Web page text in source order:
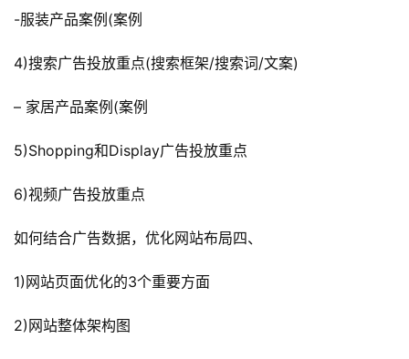
-服装产品案例(案例
4)搜索广告投放重点(搜索框架/搜索词/文案)
– 家居产品案例(案例
5)Shopping和Display广告投放重点
6)视频广告投放重点
如何结合广告数据，优化网站布局四、
1)网站页面优化的3个重要方面
2)网站整体架构图